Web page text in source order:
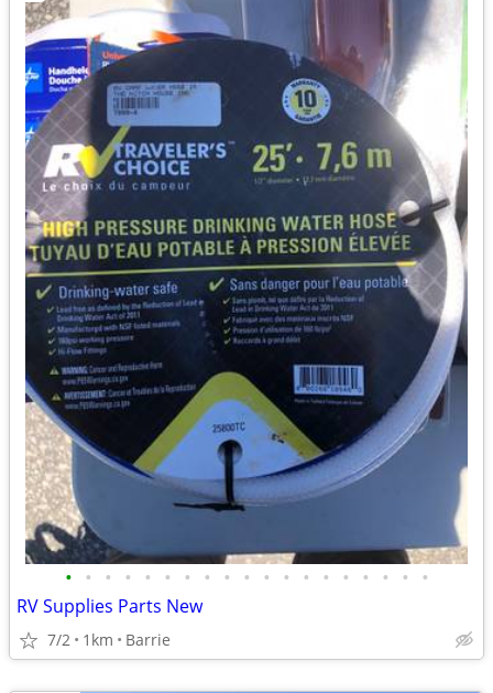
• • • • • • • • • • • • • • • • • • •
RV Supplies Parts New
7/2 1km Barrie